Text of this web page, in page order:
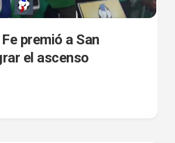
premió a San
el ascenso